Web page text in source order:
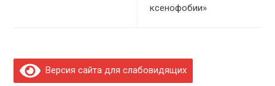
ксенофобии»
Версия сайта для слабовидящих